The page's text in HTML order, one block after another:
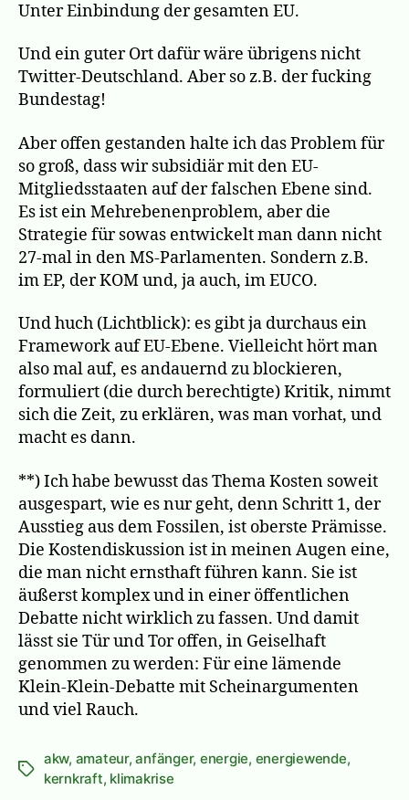
Unter Einbindung der gesamten EU.
Und ein guter Ort dafür wäre übrigens nicht
Twitter-Deutschland. Aber so z.B. der fucking
Bundestag!
Aber offen gestanden halte ich das Problem für
so groß, dass wir subsidiär mit den EU-
Mitgliedsstaaten auf der falschen Ebene sind.
Es ist ein Mehrebenenproblem, aber die
Strategie für sowas entwickelt man dann nicht
27-mal in den MS-Parlamenten. Sondern z.B.
im EP, der KOM und, ja auch, im EUCO.
Und huch (Lichtblick): es gibt ja durchaus ein
Framework auf EU-Ebene. Vielleicht hört man
also mal auf, es andauernd zu blockieren,
formuliert (die durch berechtigte) Kritik, nimmt
sich die Zeit, zu erklären, was man vorhat, und
macht es dann.
**) Ich habe bewusst das Thema Kosten soweit
ausgespart, wie es nur geht, denn Schritt 1, der
Ausstieg aus dem Fossilen, ist oberste Prämisse.
Die Kostendiskussion ist in meinen Augen eine,
die man nicht ernsthaft führen kann. Sie ist
äußerst komplex und in einer öffentlichen
Debatte nicht wirklich zu fassen. Und damit
lässt sie Tür und Tor offen, in Geiselhaft
genommen zu werden: Für eine lämende
Klein-Klein-Debatte mit Scheinargumenten
und viel Rauch.
Tags
akw, amateur,anfänger, energie, energiewende,
kernkraft, klimakrise